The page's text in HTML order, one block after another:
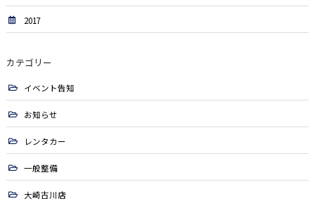
2017
カテゴリー
イベント告知
お知らせ
レンタカー
一般整備
大崎古川店